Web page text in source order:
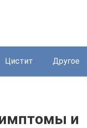
Цистит Другое
и